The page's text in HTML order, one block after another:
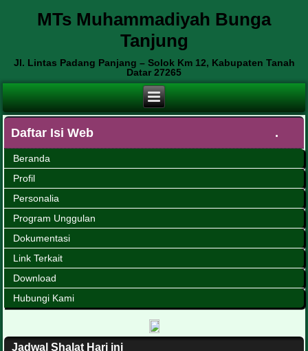
MTs Muhammadiyah Bunga
Tanjung
Jl. Lintas Padang Panjang – Solok Km 12, Kabupaten Tanah
Datar 27265
Daftar Isi Web
Beranda
Profil
Personalia
Program Unggulan
Dokumentasi
Link Terkait
Download
Hubungi Kami
Jadwal Shalat Hari ini